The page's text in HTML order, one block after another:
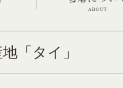
「タイ」